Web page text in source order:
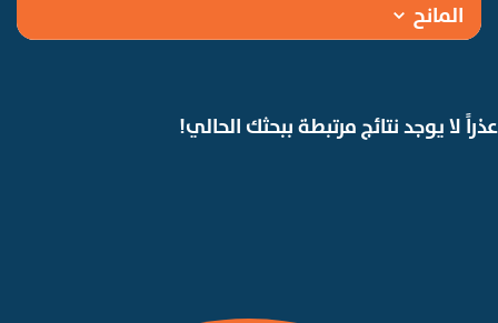
المانح
عذراً لا يوجد نتائج مرتبطة ببحثك الحالي!